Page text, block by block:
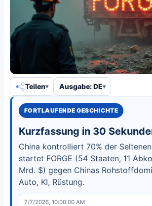
Teilen Ausgabe: DE
FORTLAUFENDE GESCHICHTE
Kurzfassung in 30
China kontrolliert 70% der
startet FORGE (54 Staaten, 11
Mrd. $) gegen Chinas
Auto, KI, Rüstung.
7/7/2026, 10:00:00 AM